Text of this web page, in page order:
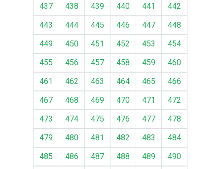
437 438 439 440 441
442
443
444 445 446 447
448
449
450 451 452 453
454
455
456 457 458 459
460
461
462 463 464 465
466
467
468 469 470 471
472
473
474 475 476 477
478
479
480 481 482 483
484
485
486 487 488 489
490